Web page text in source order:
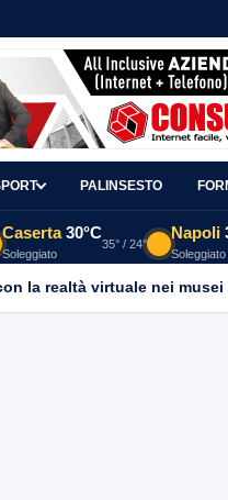
PALINSESTO
Caserta 30°C
Soleggiato
35° / 24°
Napoli
Soleggiato
la realtà virtuale nei musei